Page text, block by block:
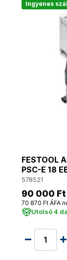
Ingyenes
FESTOOL
PSC-E 18
578521
90 000 Ft
70 870 Ft ÁFA
Utolsó 4